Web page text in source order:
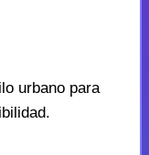
urbano para